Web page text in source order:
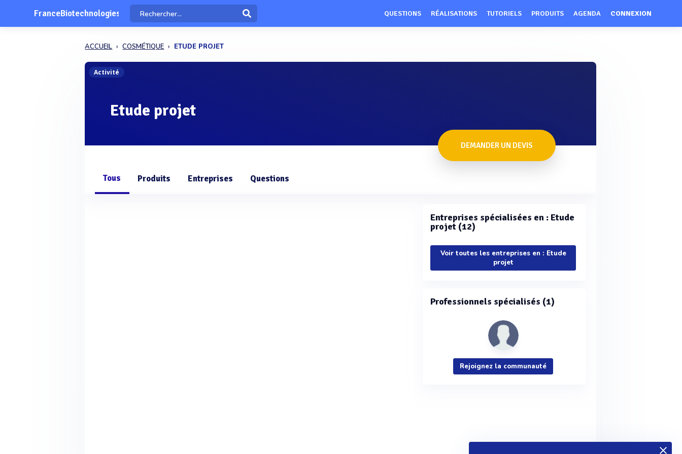
FranceBiotechnologies QUESTIONS RÉALISATIONS TUTORIELS PRODUITS AGENDA CONNEXION
ACCUEIL COSMÉTIQUE ETUDE PROJET
Activité
Etude projet
DEMANDER UN DEVIS
Tous Produits Entreprises Questions
Entreprises spécialisées en : Etude
projet (12)
Voir toutes les entreprises en : Etude
projet
Professionnels spécialisés (1)
Rejoignez la communauté